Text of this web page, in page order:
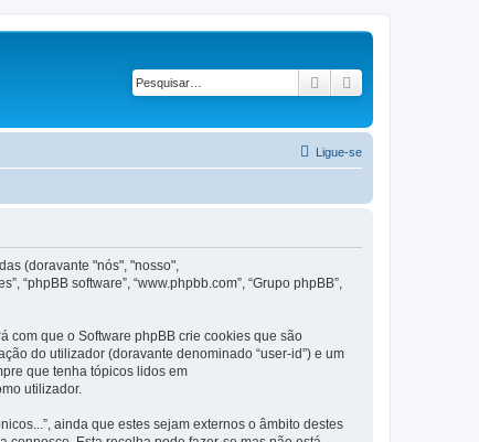
Pesquisar
Ligue-se
(doravante "nós", "nosso",
“phpBB software”, “www.phpbb.com”, “Grupo phpBB”,
com que o Software phpBB crie cookies que são
do utilizador (doravante denominado “user-id”) e um
que tenha tópicos lidos em
utilizador.
ainda que estes sejam externos o âmbito destes